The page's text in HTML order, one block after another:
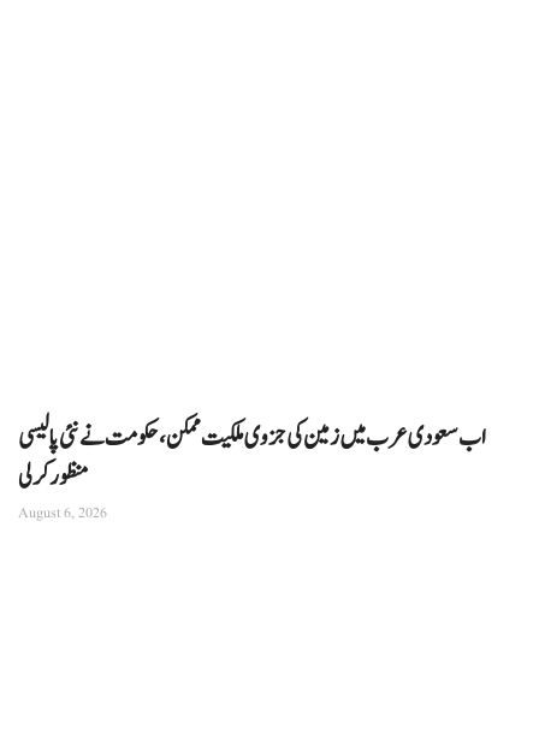
اب سعودی عرب میں زمین کی جزوی ملکیت ممکن، حکومت نے نئی پالیسی
منظور کرلی
August 6, 2026